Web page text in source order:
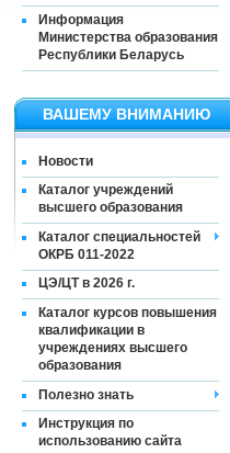
Информация
Министерства образования
Республики Беларусь
ВАШЕМУ ВНИМАНИЮ
Новости
Каталог учреждений
высшего образования
Каталог специальностей
ОКРБ 011-2022
ЦЭ/ЦТ в 2026 г.
Каталог курсов повышения
квалификации в
учреждениях высшего
образования
Полезно знать
Инструкция по
использованию сайта